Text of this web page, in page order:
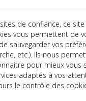
de confiance, ce
vous permettent de
sauvegarder vos
etc.). Ils nous
pour mieux vous
adaptés à vos
le contrôle des